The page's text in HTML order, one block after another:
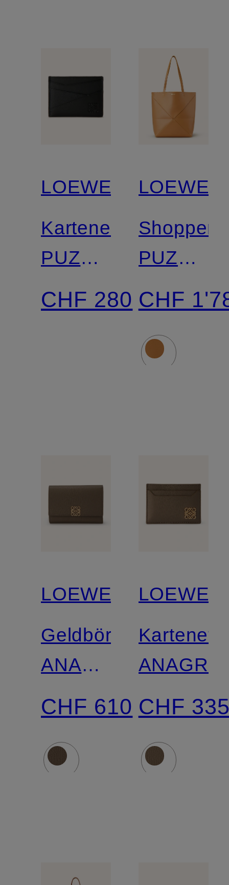
LOEWE
Kartenetui
PUZZLE
EDGE
CHF 280
LOEWE
Shopper
PUZZLE
FOLD
CHF
LOEWE
Geldbörse
ANAGRAM
SMALL
CHF 610
LOEWE
Kartenetui
CHF